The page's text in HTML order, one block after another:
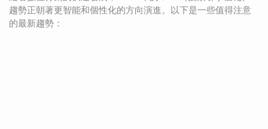
趨勢正朝著更智能和個性化的方向演進。以下是一些值得注意
的最新趨勢：